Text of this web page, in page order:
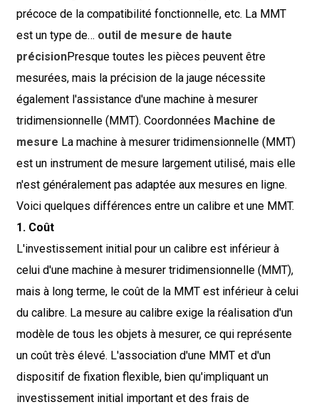
précoce de la compatibilité fonctionnelle, etc. La MMT
est un type de… outil de mesure de haute
précisionPresque toutes les pièces peuvent être
mesurées, mais la précision de la jauge nécessite
également l'assistance d'une machine à mesurer
tridimensionnelle (MMT). Coordonnées Machine de
mesure La machine à mesurer tridimensionnelle (MMT)
est un instrument de mesure largement utilisé, mais elle
n'est généralement pas adaptée aux mesures en ligne.
Voici quelques différences entre un calibre et une MMT.
1. Coût
L'investissement initial pour un calibre est inférieur à
celui d'une machine à mesurer tridimensionnelle (MMT),
mais à long terme, le coût de la MMT est inférieur à celui
du calibre. La mesure au calibre exige la réalisation d'un
modèle de tous les objets à mesurer, ce qui représente
un coût très élevé. L'association d'une MMT et d'un
dispositif de fixation flexible, bien qu'impliquant un
investissement initial important et des frais de